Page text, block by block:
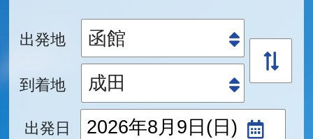
出発地
到着地
出発日